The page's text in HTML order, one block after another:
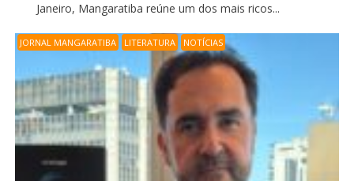
Janeiro, Mangaratiba reúne um dos mais ricos...
JORNAL MANGARATIBA LITERATURA NOTÍCIAS